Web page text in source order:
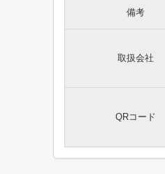
備考
取扱会社
QRコード